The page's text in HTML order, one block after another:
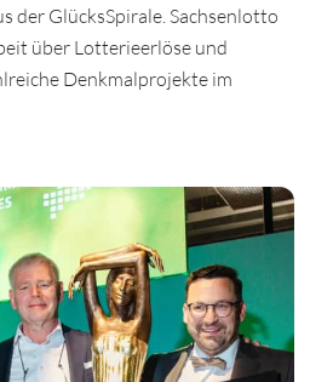
der GlücksSpirale. Sachsenlotto
über Lotterieerlöse und
Denkmalprojekte im